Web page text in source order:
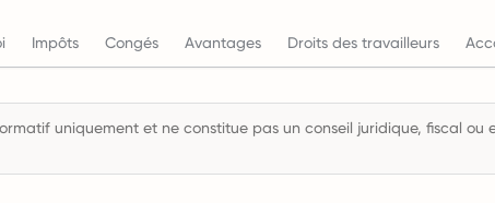
Impôts Congés Avantages Droits des travailleurs
uniquement et ne constitue pas un conseil juridique, fiscal ou